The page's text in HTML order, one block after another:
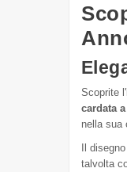
Scoprite
cardata
nella sua
Il
talvolta